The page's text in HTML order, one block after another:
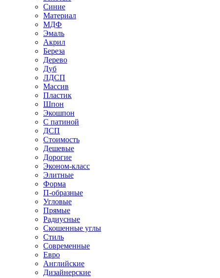
Синие
Материал
МДФ
Эмаль
Акрил
Береза
Дерево
Дуб
ЛДСП
Массив
Пластик
Шпон
Экошпон
С патиной
ДСП
Стоимость
Дешевые
Дорогие
Эконом-класс
Элитные
Форма
П-образные
Угловые
Прямые
Радиусные
Скошенные углы
Стиль
Современные
Евро
Английские
Дизайнерские